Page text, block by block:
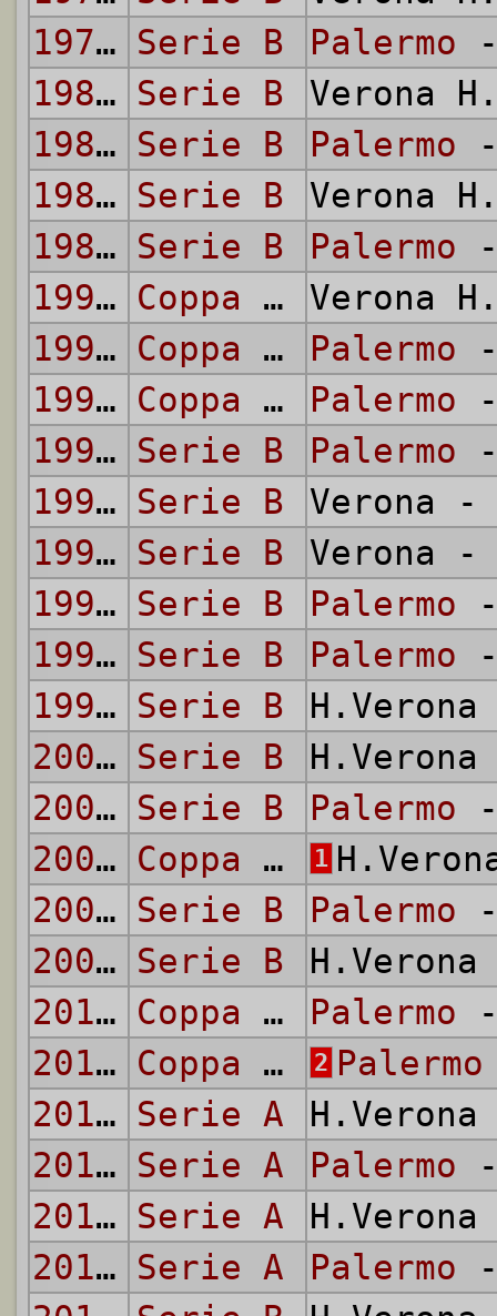
1979/80 Serie B Palermo
1980/81 Serie B
Verona
1980/81 Serie B Palermo
1981/82 Serie B
Verona
1981/82 Serie B Palermo
1990/91
Coppa Italia
Verona
1990/91
Coppa Italia Palermo
1993/94
Coppa Italia Palermo
1993/94 Serie B Palermo
1993/94 Serie B
Verona
1994/95 Serie B
Verona
1994/95 Serie B Palermo
1995/96 Serie B Palermo
1995/96 Serie B
2002/03 Serie B
2002/03 Serie B Palermo
2003/04
Coppa Italia 1
2003/04 Serie B Palermo
2003/04 Serie B
2012/13
Coppa Italia Palermo
2013/14
Coppa Italia 2 Palermo
2014/15 Serie A
2014/15 Serie A Palermo
2015/16 Serie A
2015/16 Serie A Palermo